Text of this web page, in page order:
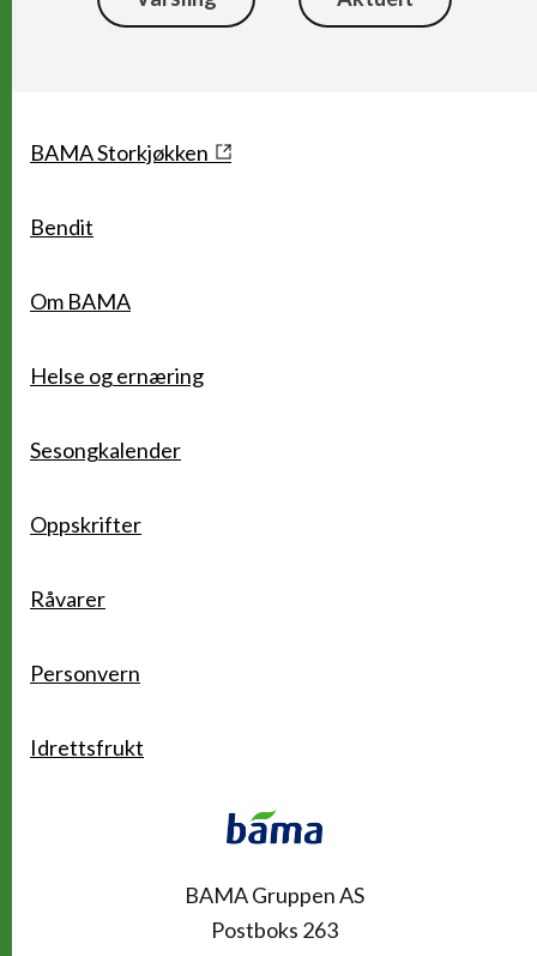
BAMA Gruppen AS
Postboks 263
Snarveier
BAMA Storkjøkken
Bendit
Om BAMA
Helse og ernæring
Sesongkalender
Oppskrifter
Råvarer
Personvern
Idrettsfrukt